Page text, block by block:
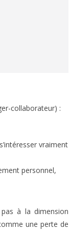
collaborateur) :
vraiment
personnel,
à la dimension
une perte de